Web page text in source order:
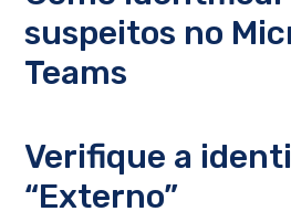
suspeitos no
Teams
Verifique a
“Externo”